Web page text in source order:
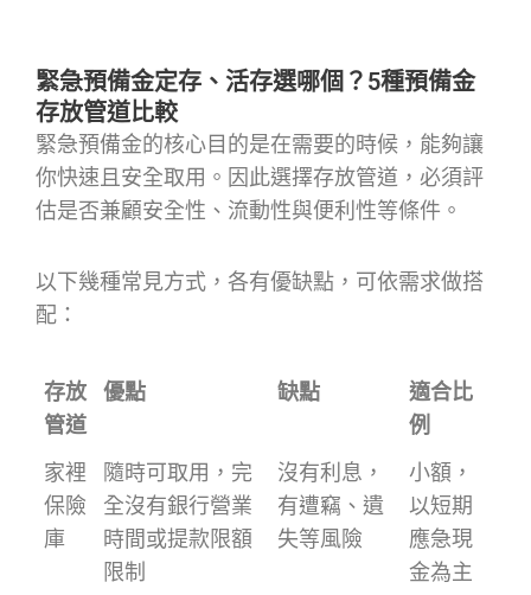
緊急預備金定存、活存選哪個？5種預備金
存放管道比較
緊急預備金的核心目的是在需要的時候，能夠讓
你快速且安全取用。因此選擇存放管道，必須評
估是否兼顧安全性、流動性與便利性等條件。
以下幾種常見方式，各有優缺點，可依需求做搭
配：
存放
管道
優點 缺點
適合比
例
家裡
保險
庫
隨時可取用，完
全沒有銀行營業
時間或提款限額
限制
沒有利息，
有遭竊、遺
失等風險
小額，
以短期
應急現
金為主